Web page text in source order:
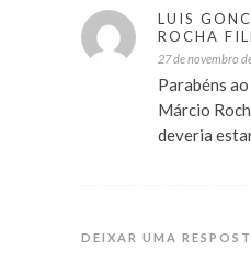
LUIS
ROCHA
27 de novembro
Parabéns
Márcio
deveria
DEIXAR UMA